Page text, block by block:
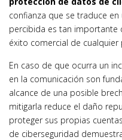
confianza que se traduce
percibida es tan importante
éxito comercial de
En caso de que ocurra un
en la comunicación son
alcance de una posible
mitigarla reduce el daño
proteger sus propias
de ciberseguridad